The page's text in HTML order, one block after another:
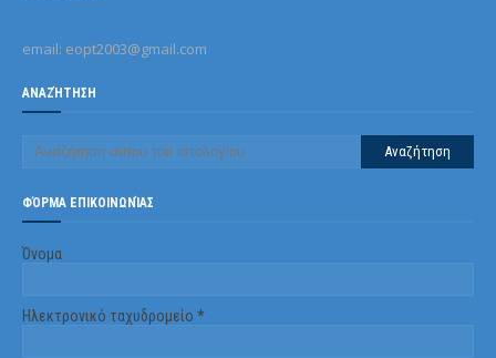
email: eopt2003@gmail.com
ΑΝΑΖΉΤΗΣΗ
ΦΌΡΜΑ ΕΠΙΚΟΙΝΩΝΊΑΣ
Όνομα
Ηλεκτρονικό ταχυδρομείο *